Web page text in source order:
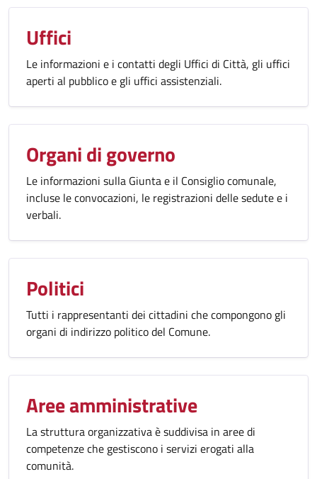
Uffici
Le informazioni e i contatti degli Uffici di Città, gli uffici
aperti al pubblico e gli uffici assistenziali.
Organi di governo
Le informazioni sulla Giunta e il Consiglio comunale,
incluse le convocazioni, le registrazioni delle sedute e i
verbali.
Politici
Tutti i rappresentanti dei cittadini che compongono gli
organi di indirizzo politico del Comune.
Aree amministrative
La struttura organizzativa è suddivisa in aree di
competenze che gestiscono i servizi erogati alla
comunità.